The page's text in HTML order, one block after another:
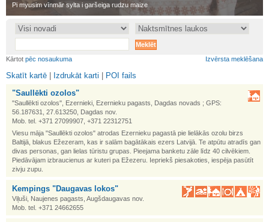
Pi myusim vīnmār sylta i garšeiga rudzu maize
•
•
Kārtot pēc nosaukuma Izvērsta meklēšana
Skatīt kartē Izdrukāt karti
POI fails
"Saullēkti ozolos"
''Saullēkti ozolos'', Ezernieki, Ezernieku pagasts, Dagdas novads ; GPS:
56.187631, 27.613250, Dagdas nov.
Mob. tel. +371 27099907, +371 22312751
Viesu māja "Saullēkti ozolos" atrodas Ezernieku pagastā pie lielākās ozolu birzs
Baltijā, blakus Ežezeram, kas ir salām bagātākais ezers Latvijā. Te atpūtu atradīs gan
divas personas, gan lielas tūristu grupas. Pieejama banketu zāle līdz 40 cilvēkiem.
Piedāvājam izbraucienus ar kuteri pa Ežezeru. Iepriekš piesakoties, iespēja pasūtīt
zivju zupu.
Kempings "Daugavas lokos"
Viļuši, Naujenes pagasts, Augšdaugavas nov.
Mob. tel. +371 24662655